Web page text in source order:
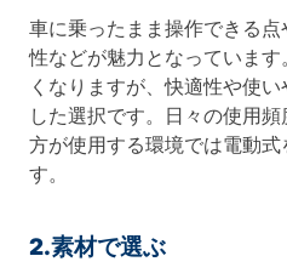
車に乗ったまま操作できる
性などが魅力となっていま
くなりますが、快適性や使
した選択です。日々の使用
方が使用する環境では電動
す。
2.素材で選ぶ